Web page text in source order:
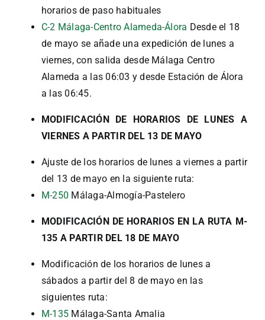
horarios de paso habituales
C-2 Málaga-Centro Alameda-Álora Desde el 18
de mayo se añade una expedición de lunes a
viernes, con salida desde Málaga Centro
Alameda a las 06:03 y desde Estación de Álora
a las 06:45.
MODIFICACIÓN DE HORARIOS DE LUNES A
VIERNES A PARTIR DEL 13 DE MAYO
Ajuste de los horarios de lunes a viernes a partir
del 13 de mayo en la siguiente ruta:
M-250 Málaga-Almogía-Pastelero
MODIFICACIÓNDE HORARIOS EN LA RUTA M-
135 A PARTIR DEL 18 DE MAYO
Modificación de los horarios de lunes a
sábados a partir del 8 de mayo en las
siguientes ruta:
M-135 Málaga-Santa Amalia